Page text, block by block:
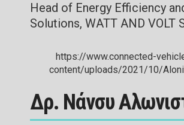
Head of Energy Efficiency
Solutions, WATT AND VOLT
Δρ. Νάνσυ